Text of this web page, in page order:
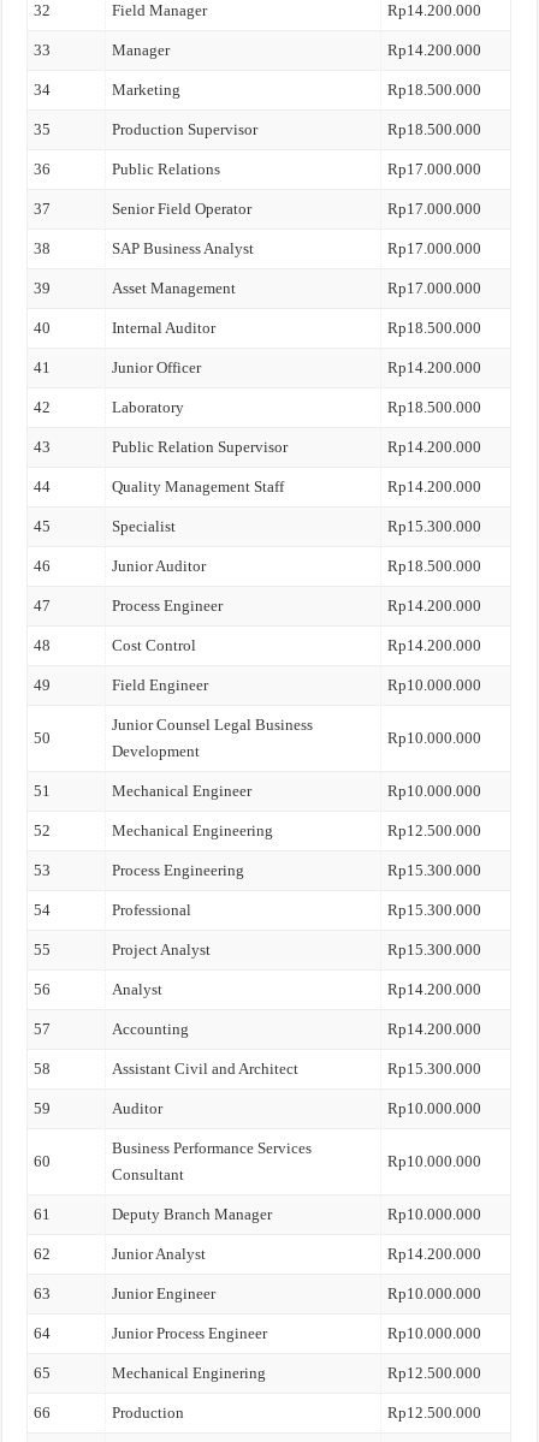
32 Field Manager Rp14.200.000
33 Manager Rp14.200.000
34 Marketing Rp18.500.000
35 Production Supervisor Rp18.500.000
36 Public Relations Rp17.000.000
37 Senior Field Operator Rp17.000.000
38 SAP Business Analyst Rp17.000.000
39 Asset Management Rp17.000.000
40 Internal Auditor Rp18.500.000
41 Junior Officer Rp14.200.000
42 Laboratory Rp18.500.000
43 Public Relation Supervisor Rp14.200.000
44 Quality Management Staff Rp14.200.000
45 Specialist Rp15.300.000
46 Junior Auditor Rp18.500.000
47 Process Engineer Rp14.200.000
48 Cost Control Rp14.200.000
49 Field Engineer Rp10.000.000
50
Junior Counsel Legal Business
Development
Rp10.000.000
51 Mechanical Engineer Rp10.000.000
52 Mechanical Engineering Rp12.500.000
53 Process Engineering Rp15.300.000
54 Professional Rp15.300.000
55 Project Analyst Rp15.300.000
56 Analyst Rp14.200.000
57 Accounting Rp14.200.000
58 Assistant Civil and Architect Rp15.300.000
59 Auditor Rp10.000.000
60
Business Performance Services
Consultant
Rp10.000.000
61 Deputy Branch Manager Rp10.000.000
62 Junior Analyst Rp14.200.000
63 Junior Engineer Rp10.000.000
64 Junior Process Engineer Rp10.000.000
65 Mechanical Enginering Rp12.500.000
66 Production Rp12.500.000